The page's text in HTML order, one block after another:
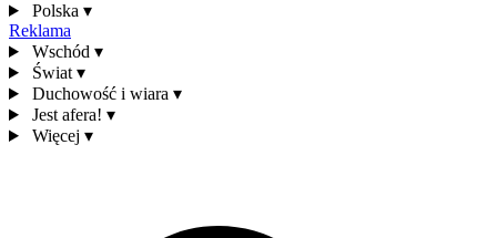
Polska ▾
Reklama
Wschód ▾
Świat ▾
Duchowość i wiara ▾
Jest afera! ▾
Więcej ▾